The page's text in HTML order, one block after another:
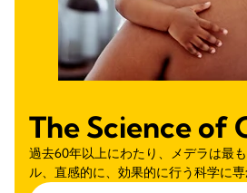
The Science of
過去60年以上にわたり、メデラは最
ル、直感的に、効果的に行う科学に専